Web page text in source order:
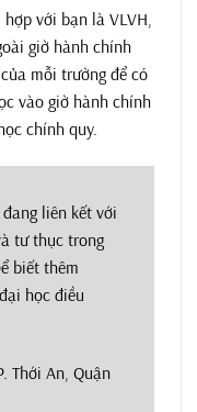
với bạn là VLVH,
giờ hành chính
mỗi trường để có
vào giờ hành chính
chính quy.
liên kết với
tư thục trong
biết thêm
học điều
Thới An, Quận